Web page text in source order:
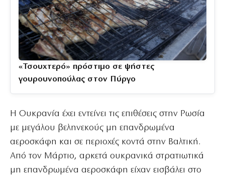
«Τσουχτερό» πρόστιμο σε ψήστες
γουρουνοπούλας στον Πύργο
Η Ουκρανία έχει εντείνει τις επιθέσεις στην Ρωσία
με μεγάλου βεληνεκούς μη επανδρωμένα
αεροσκάφη και σε περιοχές κοντά στην Βαλτική.
Από τον Μάρτιο, αρκετά ουκρανικά στρατιωτικά
μη επανδρωμένα αεροσκάφη είχαν εισβάλει στο